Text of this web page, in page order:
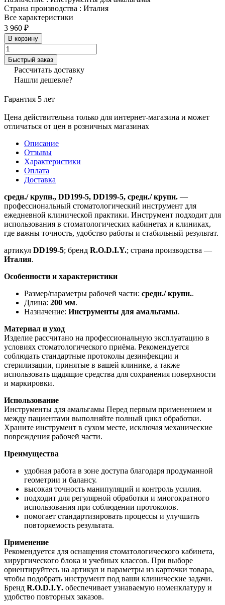
Страна производства : Италия
Все характеристики
3 960 ₽
В корзину
Быстрый заказ
Рассчитать доставку
Нашли дешевле?
Гарантия 5 лет
Цена действительна только для интернет-магазина и может
отличаться от цен в розничных магазинах
Описание
Отзывы
Характеристики
Оплата
Доставка
средн./ крупн., DD199-5, DD199-5, средн./ крупн. —
профессиональный стоматологический инструмент для
ежедневной клинической практики. Инструмент подходит для
использования в стоматологических кабинетах и клиниках,
где важны точность, удобство работы и стабильный результат.
артикул DD199-5; бренд R.O.D.I.Y.; страна производства —
Италия.
Особенности и характеристики
Размер/параметры рабочей части: средн./ крупн..
Длина: 200 мм.
Назначение: Инструменты для амальгамы.
Материал и уход
Изделие рассчитано на профессиональную эксплуатацию в
условиях стоматологического приёма. Рекомендуется
соблюдать стандартные протоколы дезинфекции и
стерилизации, принятые в вашей клинике, а также
использовать щадящие средства для сохранения поверхности
и маркировки.
Использование
Инструменты для амальгамы Перед первым применением и
между пациентами выполняйте полный цикл обработки.
Храните инструмент в сухом месте, исключая механические
повреждения рабочей части.
Преимущества
удобная работа в зоне доступа благодаря продуманной
геометрии и балансу.
высокая точность манипуляций и контроль усилия.
подходит для регулярной обработки и многократного
использования при соблюдении протоколов.
помогает стандартизировать процессы и улучшить
повторяемость результата.
Применение
Рекомендуется для оснащения стоматологического кабинета,
хирургического блока и учебных классов. При выборе
ориентируйтесь на артикул и параметры из карточки товара,
чтобы подобрать инструмент под ваши клинические задачи.
Бренд R.O.D.I.Y. обеспечивает узнаваемую номенклатуру и
удобство повторных заказов.